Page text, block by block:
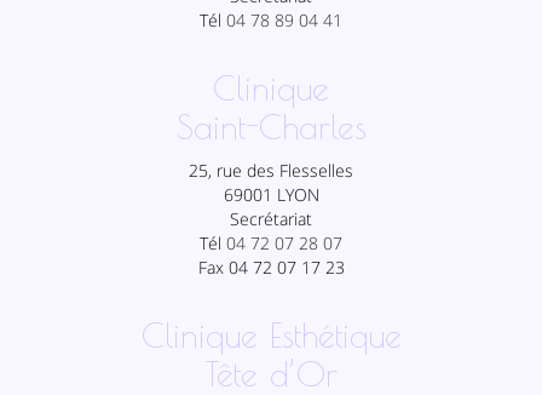
Tél 04 78 89 04 41
Clinique
Saint-Charles
25, rue des Flesselles
69001 LYON
Secrétariat
Tél 04 72 07 28 07
Fax 04 72 07 17 23
Clinique Esthétique
Tête d’Or